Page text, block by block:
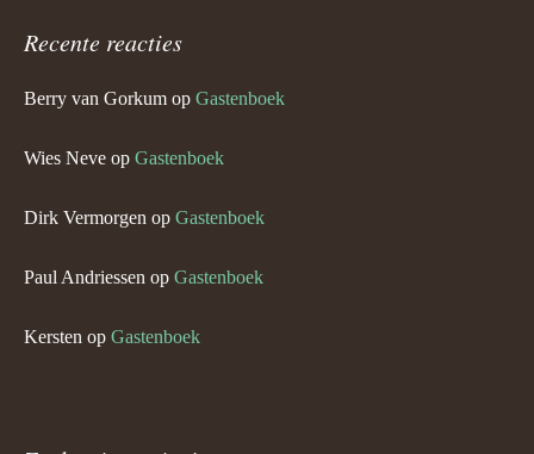
Recente reacties
Berry van Gorkum op Gastenboek
Wies Neve op Gastenboek
Dirk Vermorgen op Gastenboek
Paul Andriessen op Gastenboek
Kersten op Gastenboek